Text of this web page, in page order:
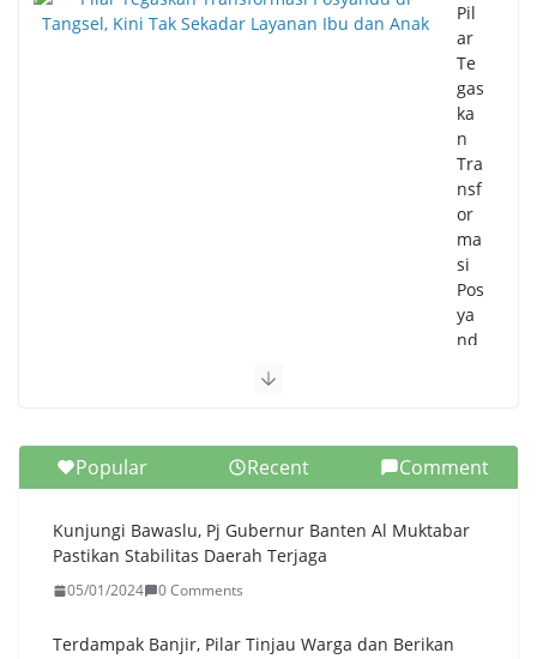
Pil
ar
Te
gas
ka
n
Tra
nsf
or
ma
si
Pos
ya
nd
ng
sel,
Kin
Tak
Popular Recent Comment
Kunjungi Bawaslu, Pj Gubernur Banten Al Muktabar
Pastikan Stabilitas Daerah Terjaga
05/01/2024 0 Comments
Terdampak Banjir, Pilar Tinjau Warga dan Berikan